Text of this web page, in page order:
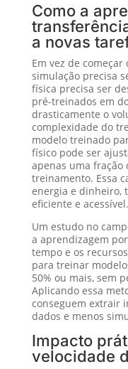
Como a
a novas
Em vez de
simulação precisa
física precisa ser
pré-treinados em
drasticamente o
complexidade do
modelo treinado
físico pode ser
apenas uma fração
treinamento. Essa
energia e dinheiro,
eficiente e acessível.
Um estudo no
a aprendizagem
tempo e os
para treinar
50% ou mais, sem
Aplicando essa
conseguem extrair
dados e menos
Impacto
velocidade